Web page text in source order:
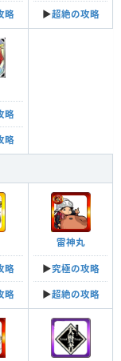
略 ▶︎超絶の攻略
略
略
略
略
雷神丸
▶︎究極の攻略
▶︎超絶の攻略